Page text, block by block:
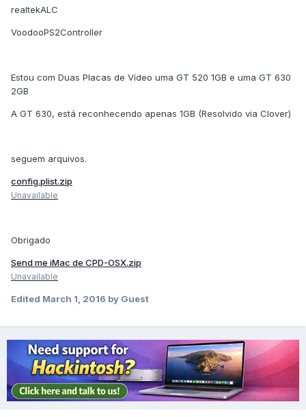
realtekALC
VoodooPS2Controller
Estou com Duas Placas de Vídeo uma GT 520 1GB e uma GT 630
2GB
A GT 630, está reconhecendo apenas 1GB (Resolvido via Clover)
seguem arquivos.
config.plist.zip
Unavailable
Obrigado
Send me iMac de CPD-OSX.zip
Unavailable
Edited March 1, 2016 by Guest